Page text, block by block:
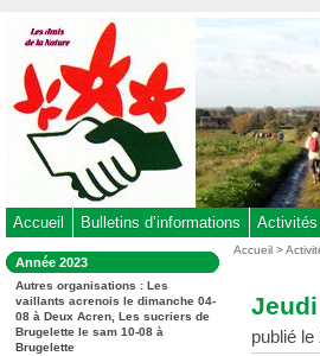
au
contenu
-
Aller
au
menu
-
à
la
recherche
Accueil Bulletins d’informations Activités
Dans
la
rubrique
:
Année 2023
Autres organisations : Les
vaillants acrenois le dimanche 04-
08 à Deux Acren, Les sucriers de
Brugelette le sam 10-08 à
Brugelette
Vous
Accueil >
publié le